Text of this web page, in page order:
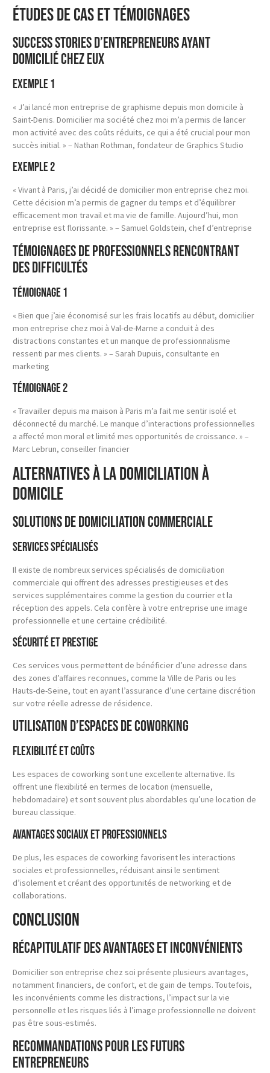
Études de cas et témoignages
Success stories d’entrepreneurs ayant
domicilié chez eux
Exemple 1
« J’ai lancé mon entreprise de graphisme depuis mon domicile à
Saint-Denis. Domicilier ma société chez moi m’a permis de lancer
mon activité avec des coûts réduits, ce qui a été crucial pour mon
succès initial. » – Nathan Rothman, fondateur de Graphics Studio
Exemple 2
« Vivant à Paris, j’ai décidé de domicilier mon entreprise chez moi.
Cette décision m’a permis de gagner du temps et d’équilibrer
efficacement mon travail et ma vie de famille. Aujourd’hui, mon
entreprise est florissante. » – Samuel Goldstein, chef d’entreprise
Témoignages de professionnels rencontrant
des difficultés
Témoignage 1
« Bien que j’aie économisé sur les frais locatifs au début, domicilier
mon entreprise chez moi à Val-de-Marne a conduit à des
distractions constantes et un manque de professionnalisme
ressenti par mes clients. » – Sarah Dupuis, consultante en
marketing
Témoignage 2
« Travailler depuis ma maison à Paris m’a fait me sentir isolé et
déconnecté du marché. Le manque d’interactions professionnelles
a affecté mon moral et limité mes opportunités de croissance. » –
Marc Lebrun, conseiller financier
Alternatives à la domiciliation à
domicile
Solutions de domiciliation commerciale
Services spécialisés
Il existe de nombreux services spécialisés de domiciliation
commerciale qui offrent des adresses prestigieuses et des
services supplémentaires comme la gestion du courrier et la
réception des appels. Cela confère à votre entreprise une image
professionnelle et une certaine crédibilité.
Sécurité et prestige
Ces services vous permettent de bénéficier d’une adresse dans
des zones d’affaires reconnues, comme la Ville de Paris ou les
Hauts-de-Seine, tout en ayant l’assurance d’une certaine discrétion
sur votre réelle adresse de résidence.
Utilisation d’espaces de coworking
Flexibilité et coûts
Les espaces de coworking sont une excellente alternative. Ils
offrent une flexibilité en termes de location (mensuelle,
hebdomadaire) et sont souvent plus abordables qu’une location de
bureau classique.
Avantages sociaux et professionnels
De plus, les espaces de coworking favorisent les interactions
sociales et professionnelles, réduisant ainsi le sentiment
d’isolement et créant des opportunités de networking et de
collaborations.
Conclusion
Récapitulatif des avantages et inconvénients
Domicilier son entreprise chez soi présente plusieurs avantages,
notamment financiers, de confort, et de gain de temps. Toutefois,
les inconvénients comme les distractions, l’impact sur la vie
personnelle et les risques liés à l’image professionnelle ne doivent
pas être sous-estimés.
Recommandations pour les futurs
entrepreneurs